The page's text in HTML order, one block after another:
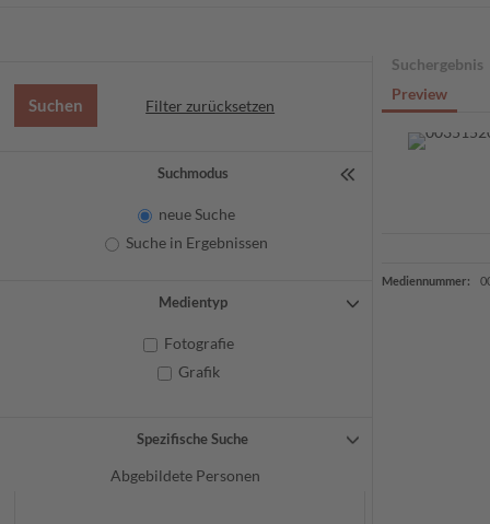
Filter zurücksetzen
Suchmodus
neue Suche
Suche in Ergebnissen
Medientyp
Fotografie
Grafik
Spezifische Suche
Abgebildete Personen
Suchergebnis
Preview
Mediennummer: